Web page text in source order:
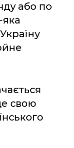
або по
яка
свою